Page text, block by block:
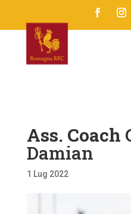
Ass. Coach
Damian
1 Lug 2022